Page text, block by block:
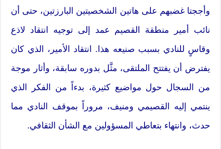
وأججتا غضبهم على هاتين الشخصيتين البارزتين، حتى أن
نائب أمير منطقة القصيم عمد إلى توجيه انتقاد لاذع
وقاسٍ للنادي بسبب صنيعه هذا. انتقاد الأمير، الذي كان
يفترض أن يفتتح الملتقى، مثَّل بدوره سابقة، وأثار موجة
من السجال حول مواضيع كثيرة، بدءاً من الفكر الذي
ينتمي إليه القصيمي ومنيف، مروراً بموقف النادي مما
حدث، وانتهاء بتعاطي المسؤولين مع الشأن الثقافي.